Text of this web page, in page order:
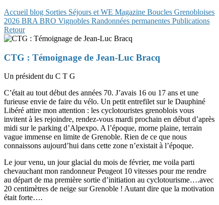
Accueil blog Sorties Séjours et WE Magazine Boucles Grenobloises
2026 BRA BRO Vignobles Randonnées permanentes Publications
Retour
CTG : Témoignage de Jean-Luc Bracq
Un président du C T G
C’était au tout début des années 70. J’avais 16 ou 17 ans et une
furieuse envie de faire du vélo. Un petit entrefilet sur le Dauphiné
Libéré attire mon attention : les cyclotouristes grenoblois vous
invitent à les rejoindre, rendez-vous mardi prochain en début d’après
midi sur le parking d’Alpexpo. A l’époque, morne plaine, terrain
vague immense en limite de Grenoble. Rien de ce que nous
connaissons aujourd’hui dans cette zone n’existait à l’époque.
Le jour venu, un jour glacial du mois de février, me voila parti
chevauchant mon randonneur Peugeot 10 vitesses pour me rendre
au départ de ma première sortie d’initiation au cyclotourisme….avec
20 centimètres de neige sur Grenoble ! Autant dire que la motivation
était forte….